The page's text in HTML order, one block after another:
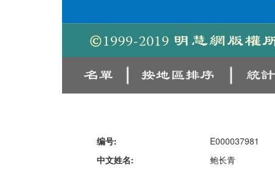
编号:
E000037981
中文姓名:
鲍长青